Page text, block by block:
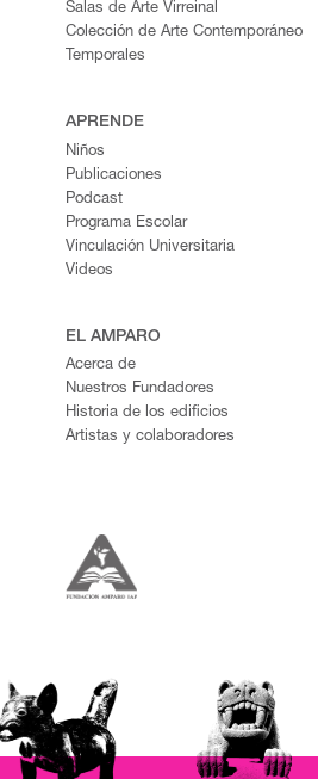
Salas de Arte Virreinal
Colección de Arte Contemporáneo
Temporales
APRENDE
Niños
Publicaciones
Podcast
Programa Escolar
Vinculación Universitaria
Videos
EL AMPARO
Acerca de
Nuestros Fundadores
Historia de los edificios
Artistas y colaboradores